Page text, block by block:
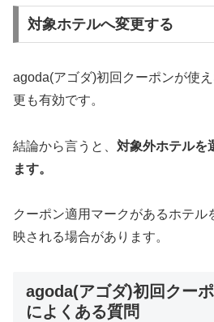
対象ホテルへ変更する
agoda(アゴダ)初回クーポンが使
更も有効です。
結論から言うと、 対象外ホテルを
ます。
クーポン適用マークがあるホテル
映される場合があります。
agoda(アゴダ)初回クー
によくある質問